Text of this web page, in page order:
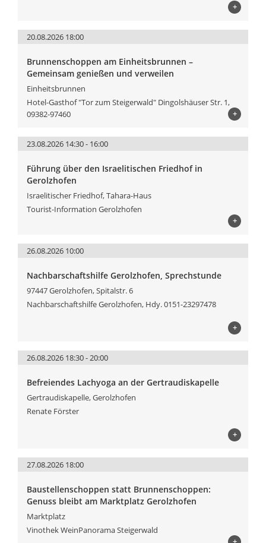
+
20.08.2026 18:00
Brunnenschoppen am Einheitsbrunnen –
Gemeinsam genießen und verweilen
Einheitsbrunnen
Hotel-Gasthof "Tor zum Steigerwald" Dingolshäuser Str. 1,
09382-97460
+
23.08.2026 14:30 - 16:00
Führung über den Israelitischen Friedhof in
Gerolzhofen
Israelitischer Friedhof, Tahara-Haus
Tourist-Information Gerolzhofen
+
26.08.2026 10:00
Nachbarschaftshilfe Gerolzhofen, Sprechstunde
97447 Gerolzhofen, Spitalstr. 6
Nachbarschaftshilfe Gerolzhofen, Hdy. 0151-23297478
+
26.08.2026 18:30 - 20:00
Befreiendes Lachyoga an der Gertraudiskapelle
Gertraudiskapelle, Gerolzhofen
Renate Förster
+
27.08.2026 18:00
Baustellenschoppen statt Brunnenschoppen:
Genuss bleibt am Marktplatz Gerolzhofen
Marktplatz
Vinothek WeinPanorama Steigerwald